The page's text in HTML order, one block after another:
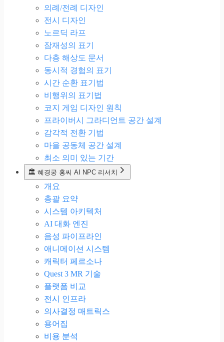
의례/전례 디자인
전시 디자인
노르딕 라프
잠재성의 표기
다층 해상도 문서
동시적 경험의 표기
시간 순환 표기법
비행위의 표기법
코지 게임 디자인 원칙
프라이버시 그라디언트 공간 설계
감각적 전환 기법
마을 공동체 공간 설계
최소 의미 있는 기간
🏛️ 혜경궁 홍씨 AI NPC 리서치
개요
총괄 요약
시스템 아키텍처
AI 대화 엔진
음성 파이프라인
애니메이션 시스템
캐릭터 페르소나
Quest 3 MR 기술
플랫폼 비교
전시 인프라
의사결정 매트릭스
용어집
비용 분석